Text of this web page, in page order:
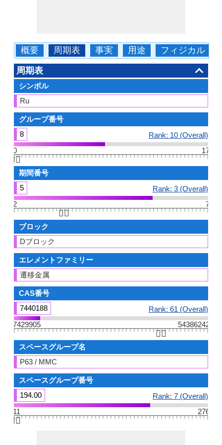
概要 周期表 事実 用途 フィジカル
周期表
シンボル
Ru
グループ番号
8
Rank: 10 (Overall)
0
17
👆🏻
期間番号
5
Rank: 3 (Overall)
2
7
👆🏻
ブロック
Dブロック
エレメントファミリー
遷移金属
CAS番号
7440188
Rank: 61 (Overall)
7429905
54386242
👆🏻
スペースグループ名
P63 / MMC
スペースグループ番号
194.00
Rank: 7 (Overall)
11
276
👆🏻